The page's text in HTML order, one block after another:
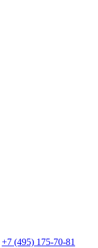
+7 (495) 175-70-81